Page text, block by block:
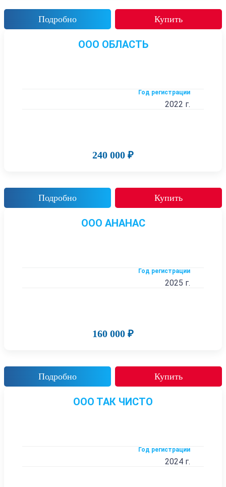
Подробно Купить
ООО ОБЛАСТЬ
Год регистрации
2022 г.
240 000 ₽
Подробно Купить
ООО АНАНАС
Год регистрации
2025 г.
160 000 ₽
Подробно Купить
ООО ТАК ЧИСТО
Год регистрации
2024 г.